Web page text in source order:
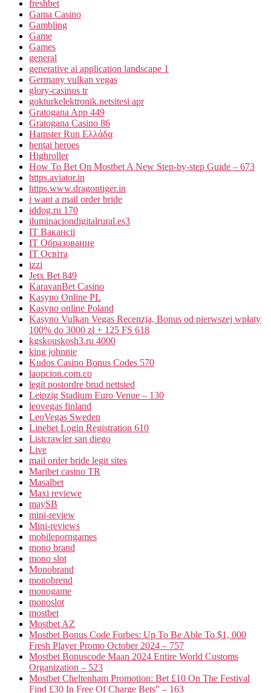
freshbet
Gama Casino
Gambling
Game
Games
general
generative ai application landscape 1
Germany vulkan vegas
glory-casinos tr
gokturkelektronik.netsitesi apr
Gratogana App 449
Gratogana Casino 86
Hamster Run Ελλάδα
hentai heroes
Highroller
How To Bet On Mostbet A New Step-by-step Guide – 673
https.aviator.in
https.www.dragontiger.in
i want a mail order bride
iddog.ru 170
iluminaciondigitalrural.es3
IT Вакансії
IT Образование
IT Освіта
izzi
Jetx Bet 849
KaravanBet Casino
Kasyno Online PL
Kasyno online Poland
Kasyno Vulkan Vegas Recenzja, Bonus od pierwszej wpłaty
100% do 3000 zł + 125 FS 618
kgskouskosh3.ru 4000
king johnnie
Kudos Casino Bonus Codes 570
laopcion.com.co
legit postordre brud nettsted
Leipzig Stadium Euro Venue – 130
leovegas finland
LeoVegas Sweden
Linebet Login Registration 610
Listcrawler san diego
Live
mail order bride legit sites
Maribet casino TR
Masalbet
Maxi reviewe
maySB
mini-review
Mini-reviews
mobileporngames
mono brand
mono slot
Monobrand
monobrend
monogame
monoslot
mostbet
Mostbet AZ
Mostbet Bonus Code Forbes: Up To Be Able To $1, 000
Fresh Player Promo October 2024 – 757
Mostbet Bonuscode Maan 2024 Entire World Customs
Organization – 523
Mostbet Cheltenham Promotion: Bet £10 On The Festival
Find £30 In Free Of Charge Bets" – 163